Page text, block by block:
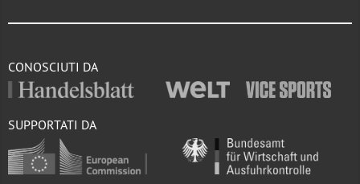
CONOSCIUTI DA
SUPPORTATI DA